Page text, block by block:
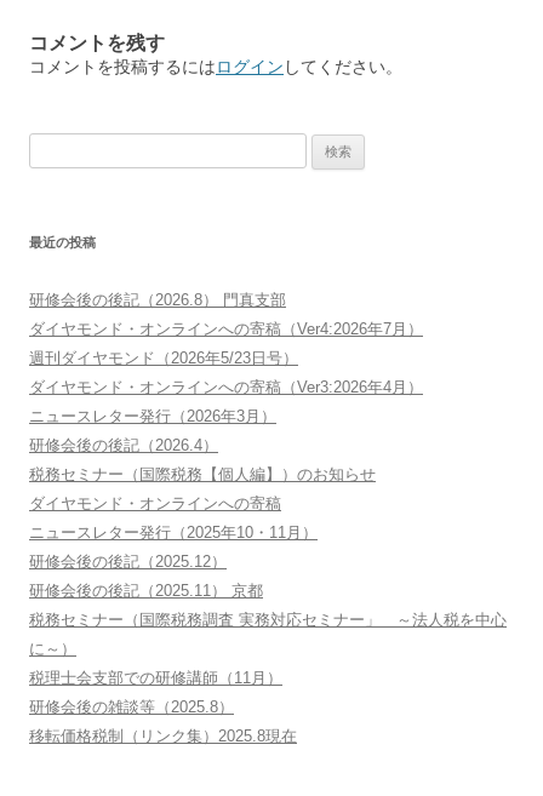
コメントを残す
コメントを投稿するにはログイン してください。
最近の投稿
研修会後の後記（2026.8） 門真支部
ダイヤモンド・オンラインへの寄稿（Ver4:2026年7月）
週刊ダイヤモンド（2026年5/23日号）
ダイヤモンド・オンラインへの寄稿（Ver3:2026年4月）
ニュースレター発行（2026年3月）
研修会後の後記（2026.4）
税務セミナー（国際税務【個人編】）のお知らせ
ダイヤモンド・オンラインへの寄稿
ニュースレター発行（2025年10・11月）
研修会後の後記（2025.12）
研修会後の後記（2025.11） 京都
税務セミナー（国際税務調査 実務対応セミナー」 ～法人税を中心
に～）
税理士会支部での研修講師（11月）
研修会後の雑談等（2025.8）
移転価格税制（リンク集）2025.8現在